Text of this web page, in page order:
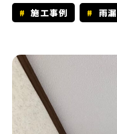
施工事例 雨